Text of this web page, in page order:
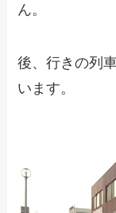
ん。
後、行きの列
います。